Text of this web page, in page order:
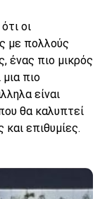
οι
με πολλούς
ένας πιο μικρός
πιο
είναι
θα καλυπτεί
και επιθυμίες.